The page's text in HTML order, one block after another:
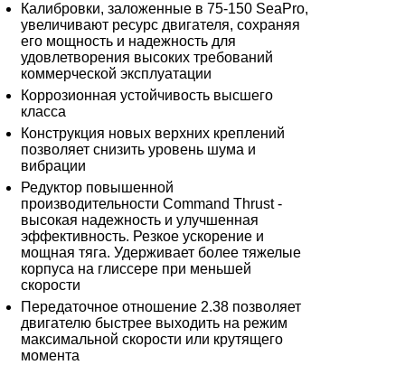
Калибровки, заложенные в 75-150 SeaPro,
увеличивают ресурс двигателя, сохраняя
его мощность и надежность для
удовлетворения высоких требований
коммерческой эксплуатации
Коррозионная устойчивость высшего
класса
Конструкция новых верхних креплений
позволяет снизить уровень шума и
вибрации
Редуктор повышенной
производительности Command Thrust -
высокая надежность и улучшенная
эффективность. Резкое ускорение и
мощная тяга. Удерживает более тяжелые
корпуса на глиссере при меньшей
скорости
Передаточное отношение 2.38 позволяет
двигателю быстрее выходить на режим
максимальной скорости или крутящего
момента